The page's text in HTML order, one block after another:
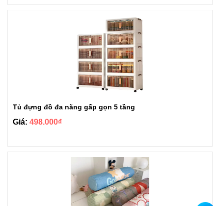
Tủ đựng đồ đa năng gấp gọn 5 tầng
Giá: 498.000₫